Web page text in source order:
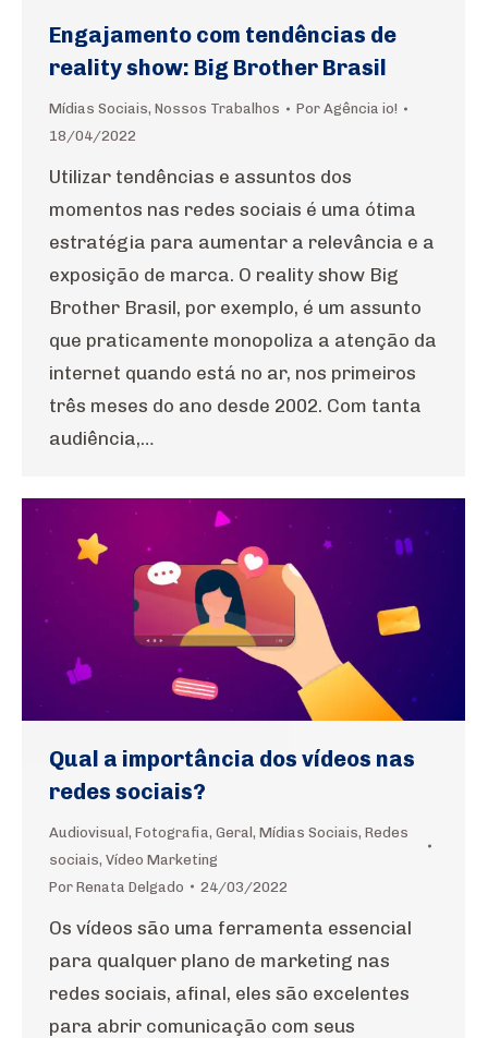
Engajamento com tendências de
reality show: Big Brother Brasil
Mídias Sociais, Nossos Trabalhos Por Agência io!
18/04/2022
Utilizar tendências e assuntos dos
momentos nas redes sociais é uma ótima
estratégia para aumentar a relevância e a
exposição de marca. O reality show Big
Brother Brasil, por exemplo, é um assunto
que praticamente monopoliza a atenção da
internet quando está no ar, nos primeiros
três meses do ano desde 2002. Com tanta
audiência,…
Qual a importância dos vídeos nas
redes sociais?
Audiovisual, Fotografia, Geral, Mídias Sociais, Redes
sociais, Vídeo Marketing
Por Renata Delgado 24/03/2022
Os vídeos são uma ferramenta essencial
para qualquer plano de marketing nas
redes sociais, afinal, eles são excelentes
para abrir comunicação com seus